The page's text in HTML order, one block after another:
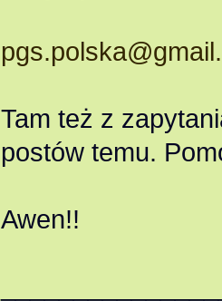
Tam też z
postów temu.
Awen!!